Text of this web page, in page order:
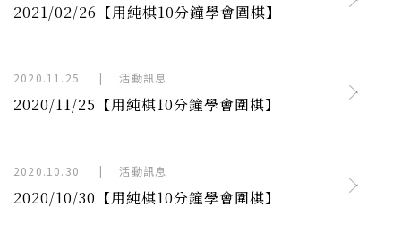
2021/02/26【用純棋10分鐘學會圍棋】
2020.11.25 | 活動訊息
2020/11/25【用純棋10分鐘學會圍棋】
2020.10.30 | 活動訊息
2020/10/30【用純棋10分鐘學會圍棋】